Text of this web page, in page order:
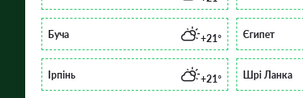
Буча +21°
Ірпінь +21°
Єгипет
Шрі Ланка